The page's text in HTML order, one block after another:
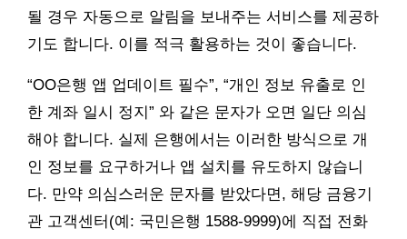
될 경우 자동으로 알림을 보내주는 서비스를 제공하
기도 합니다. 이를 적극 활용하는 것이 좋습니다.
“OO은행 앱 업데이트 필수”, “개인 정보 유출로 인
한 계좌 일시 정지” 와 같은 문자가 오면 일단 의심
해야 합니다. 실제 은행에서는 이러한 방식으로 개
인 정보를 요구하거나 앱 설치를 유도하지 않습니
다. 만약 의심스러운 문자를 받았다면, 해당 금융기
관 고객센터(예: 국민은행 1588-9999)에 직접 전화